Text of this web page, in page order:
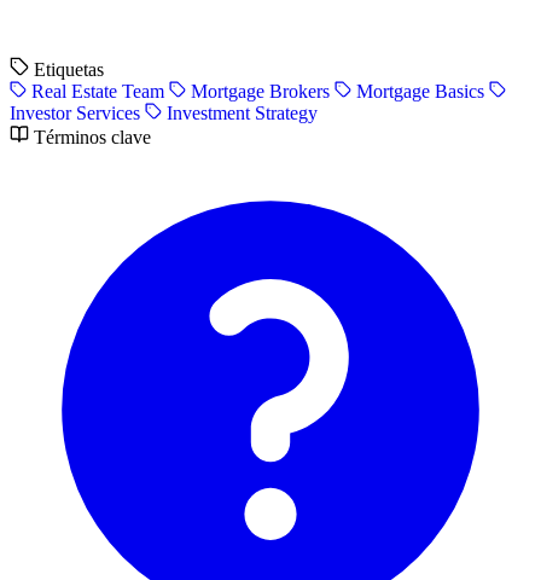
Etiquetas
Real Estate Team
Mortgage Brokers
Mortgage Basics
Investor Services
Investment Strategy
Términos clave